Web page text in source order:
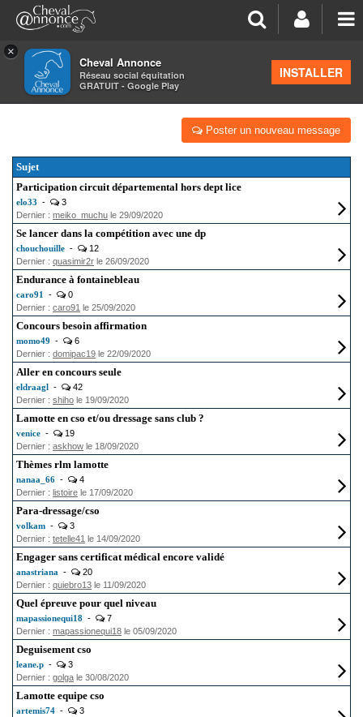
×
Cheval Annonce
Réseau social équitation
GRATUIT - Google Play
INSTALLER
CONCOURS CHEVAL
Poster un nouveau message
Sujet
Participation circuit départemental hors dept lice
elo33 -
3
Dernier : meiko_muchu le 29/09/2020
Se lancer dans la compétition avec une dp
chouchouille -
12
Dernier : quasimir2r le 26/09/2020
Endurance à fontainebleau
caro91 -
0
Dernier : caro91 le 25/09/2020
Concours besoin affirmation
momo49 -
6
Dernier : domipac19 le 22/09/2020
Aller en concours seule
eldraagl -
42
Dernier : shiho le 19/09/2020
Lamotte en cso et/ou dressage sans club ?
venice -
19
Dernier : askhow le 18/09/2020
Thèmes rlm lamotte
nanaa_66 -
4
Dernier : listoire le 17/09/2020
Para-dressage/cso
volkam -
3
Dernier : tetelle41 le 14/09/2020
Engager sans certificat médical encore validé
anastriana -
20
Dernier : quiebro13 le 11/09/2020
Quel épreuve pour quel niveau
mapassionequi18 -
7
Dernier : mapassionequi18 le 05/09/2020
Deguisement cso
leane.p -
3
Dernier : golga le 30/08/2020
Lamotte equipe cso
artemis74 -
3